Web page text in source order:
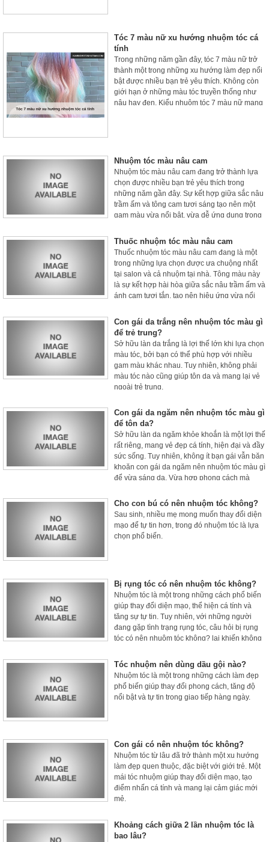
Tóc 7 màu nữ xu hướng nhuộm tóc cá
tính
Trong những năm gần đây, tóc 7 màu nữ trở
thành một trong những xu hướng làm đẹp nổi
bật được nhiều bạn trẻ yêu thích. Không còn
giới hạn ở những màu tóc truyền thống như
nâu hay đen. Kiểu nhuộm tóc 7 màu nữ mang
Nhuộm tóc màu nâu cam
Nhuộm tóc màu nâu cam đang trở thành lựa
chọn được nhiều bạn trẻ yêu thích trong
những năm gần đây. Sự kết hợp giữa sắc nâu
trầm ấm và tông cam tươi sáng tạo nên một
gam màu vừa nổi bật, vừa dễ ứng dụng trong
Thuốc nhuộm tóc màu nâu cam
Thuốc nhuộm tóc màu nâu cam đang là một
trong những lựa chọn được ưa chuộng nhất
tại salon và cả nhuộm tại nhà. Tông màu này
là sự kết hợp hài hòa giữa sắc nâu trầm ấm và
ánh cam tươi tắn, tạo nên hiệu ứng vừa nổi
Con gái da trắng nên nhuộm tóc màu gì
để trẻ trung?
Sở hữu làn da trắng là lợi thế lớn khi lựa chọn
màu tóc, bởi bạn có thể phù hợp với nhiều
gam màu khác nhau. Tuy nhiên, không phải
màu tóc nào cũng giúp tôn da và mang lại vẻ
ngoài trẻ trung.
Con gái da ngăm nên nhuộm tóc màu gì
để tôn da?
Sở hữu làn da ngăm khỏe khoắn là một lợi thế
rất riêng, mang vẻ đẹp cá tính, hiện đại và đầy
sức sống. Tuy nhiên, không ít bạn gái vẫn băn
khoăn con gái da ngăm nên nhuộm tóc màu gì
để vừa sáng da. Vừa hợp phong cách mà
Cho con bú có nên nhuộm tóc không?
Sau sinh, nhiều mẹ mong muốn thay đổi diện
mạo để tự tin hơn, trong đó nhuộm tóc là lựa
chọn phổ biến.
Bị rụng tóc có nên nhuộm tóc không?
Nhuộm tóc là một trong những cách phổ biến
giúp thay đổi diện mạo, thể hiện cá tính và
tăng sự tự tin. Tuy nhiên, với những người
đang gặp tình trạng rụng tóc, câu hỏi bị rụng
tóc có nên nhuộm tóc không? lại khiến không
Tóc nhuộm nên dùng dầu gội nào?
Nhuộm tóc là một trong những cách làm đẹp
phổ biến giúp thay đổi phong cách, tăng độ
nổi bật và tự tin trong giao tiếp hàng ngày.
Con gái có nên nhuộm tóc không?
Nhuộm tóc từ lâu đã trở thành một xu hướng
làm đẹp quen thuộc, đặc biệt với giới trẻ. Một
mái tóc nhuộm giúp thay đổi diện mạo, tạo
điểm nhấn cá tính và mang lại cảm giác mới
mẻ.
Khoảng cách giữa 2 lần nhuộm tóc là
bao lâu?